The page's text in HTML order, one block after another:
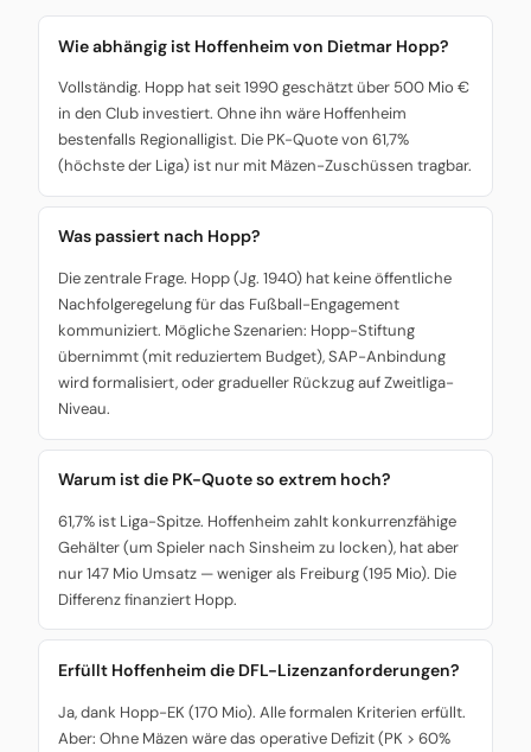
Wie abhängig ist Hoffenheim von Dietmar Hopp?
Vollständig. Hopp hat seit 1990 geschätzt über 500 Mio €
in den Club investiert. Ohne ihn wäre Hoffenheim
bestenfalls Regionalligist. Die PK-Quote von 61,7%
(höchste der Liga) ist nur mit Mäzen-Zuschüssen tragbar.
Was passiert nach Hopp?
Die zentrale Frage. Hopp (Jg. 1940) hat keine öffentliche
Nachfolgeregelung für das Fußball-Engagement
kommuniziert. Mögliche Szenarien: Hopp-Stiftung
übernimmt (mit reduziertem Budget), SAP-Anbindung
wird formalisiert, oder gradueller Rückzug auf Zweitliga-
Niveau.
Warum ist die PK-Quote so extrem hoch?
61,7% ist Liga-Spitze. Hoffenheim zahlt konkurrenzfähige
Gehälter (um Spieler nach Sinsheim zu locken), hat aber
nur 147 Mio Umsatz — weniger als Freiburg (195 Mio). Die
Differenz finanziert Hopp.
Erfüllt Hoffenheim die DFL-Lizenzanforderungen?
Ja, dank Hopp-EK (170 Mio). Alle formalen Kriterien erfüllt.
Aber: Ohne Mäzen wäre das operative Defizit (PK > 60%